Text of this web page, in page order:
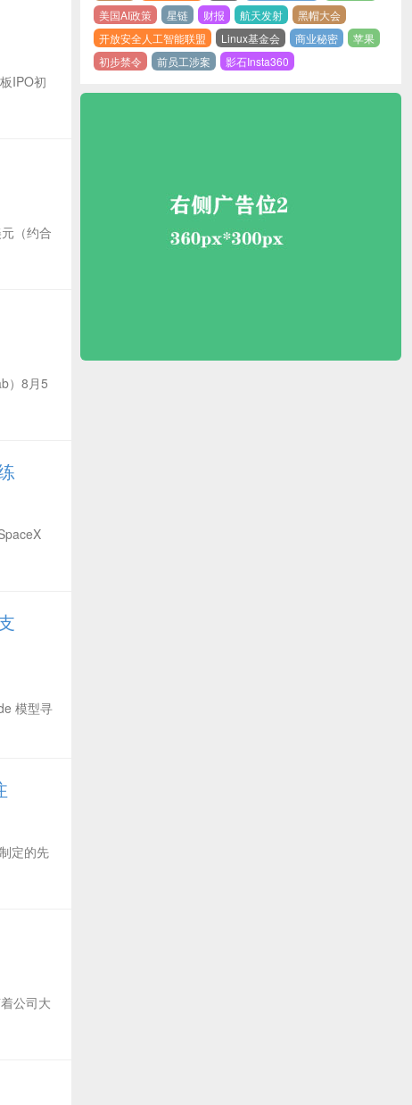
IPO初
（约合
）8月5
模型寻
定的先
公司大
美国AI政策
星链 财报 航天发射
黑帽大会
开放安全人工智能联盟
Linux基金会 商业秘密
苹果
初步禁令
前员工涉案 影石Insta360